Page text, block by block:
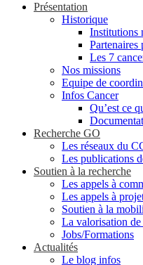
Présentation
Historique
Institutions
Partenaires
Les 7
Nos missions
Equipe de
Infos Cancer
Qu’est ce
Recherche GO
Les réseaux du
Les publications
Soutien à la recherche
Les appels à
Les appels à
Soutien à la
La valorisation
Jobs/Formations
Actualités
Le blog infos